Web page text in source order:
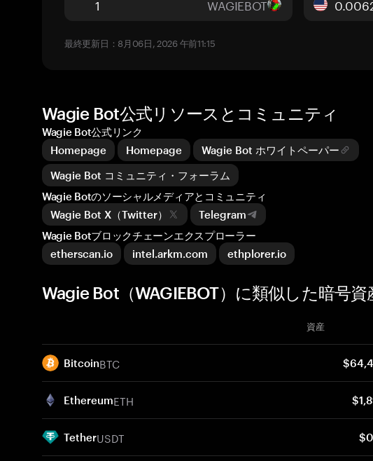
WAGIEBOT
最終更新日：8月06日, 2026 午前11:15
Wagie Bot公式リソースとコミュニティ
Wagie Bot公式リンク
Homepage
Homepage
Wagie Bot ホワイトペーパー
Wagie Bot コミュニティ・フォーラム
Wagie Botのソーシャルメディアとコミュニティ
Wagie Bot X（Twitter）
Telegram
Wagie Botブロックチェーンエクスプローラー
etherscan.io
intel.arkm.com ethplorer.io
Wagie Bot（WAGIEBOT）に類似した暗号資
資産
BitcoinBTC
EthereumETH
TetherUSDT